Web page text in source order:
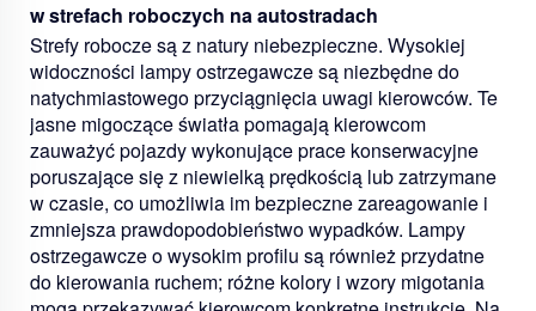
w strefach roboczych na autostradach
Strefy robocze są z natury niebezpieczne. Wysokiej
widoczności lampy ostrzegawcze są niezbędne do
natychmiastowego przyciągnięcia uwagi kierowców. Te
jasne migoczące światła pomagają kierowcom
zauważyć pojazdy wykonujące prace konserwacyjne
poruszające się z niewielką prędkością lub zatrzymane
w czasie, co umożliwia im bezpieczne zareagowanie i
zmniejsza prawdopodobieństwo wypadków. Lampy
ostrzegawcze o wysokim profilu są również przydatne
do kierowania ruchem; różne kolory i wzory migotania